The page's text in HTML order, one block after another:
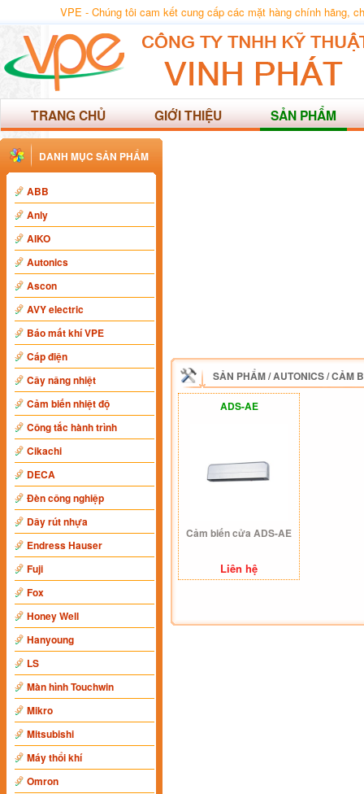
VPE - Chúng tôi cam kết cung cấp các mặt hàng chính hãng,
TRANG CHỦ GIỚI THIỆU SẢN PHẨM
DANH MỤC SẢN PHẨM
ABB
Anly
AIKO
Autonics
Ascon
AVY electric
Báo mất khí VPE
Cáp điện
Cây nâng nhiệt
Cảm biến nhiệt độ
Công tắc hành trình
Cikachi
DECA
Đèn công nghiệp
Dây rút nhựa
Endress Hauser
Fuji
Fox
Honey Well
Hanyoung
LS
Màn hình Touchwin
Mikro
Mitsubishi
Máy thổi khí
Omron
SẢN PHẨM/AUTONICS/CẢM
ADS-AE
Cảm biến cửa ADS-AE
Liên hệ